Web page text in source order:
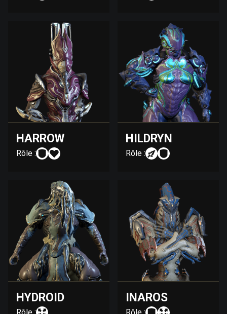
HARROW
Rôle :
HILDRYN
Rôle :
HYDROID INAROS